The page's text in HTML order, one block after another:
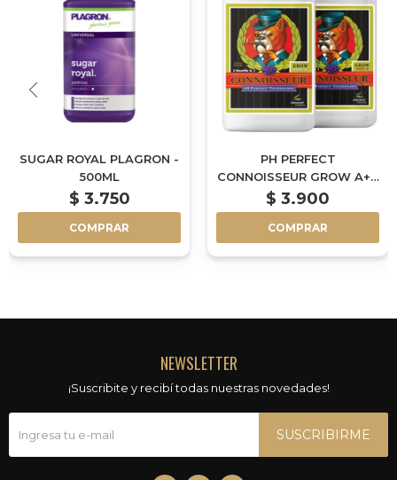
SUGAR ROYAL PLAGRON -
500ML
$ 3.750
COMPRAR
PH PERFECT
CONNOISSEUR GROW A+B
ADVANCED NUTRIENTS -
1L
$ 3.900
COMPRAR
NEWSLETTER
¡Suscribite y recibí todas nuestras novedades!
SUSCRIBIRME